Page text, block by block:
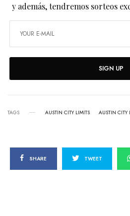
y además, tendremos sorteos
SIGN UP
TAGS AUSTIN CITY LIMITS AUSTIN CITY
SHARE TWEET